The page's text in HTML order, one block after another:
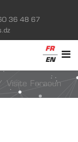
36 48 67
FR
EN
Visite Feraoun